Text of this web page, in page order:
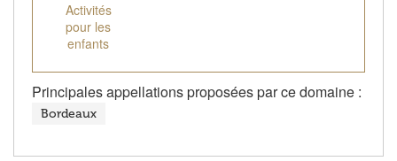
Activités
pour les
enfants
Principales appellations proposées par ce domaine :
Bordeaux